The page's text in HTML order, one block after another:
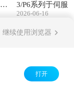
3/P6系列于伺服
应用|机器人自动
2026-06-16
继续使用浏览器
打开